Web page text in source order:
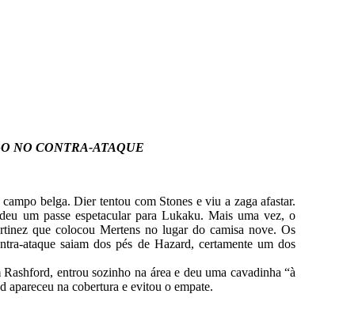
NO CONTRA-ATAQUE
belga. Dier tentou com Stones e viu a zaga afastar.
um passe espetacular para Lukaku. Mais uma vez, o
que colocou Mertens no lugar do camisa nove. Os
ataque saiam dos pés de Hazard, certamente um dos
entrou sozinho na área e deu uma cavadinha “à
na cobertura e evitou o empate.